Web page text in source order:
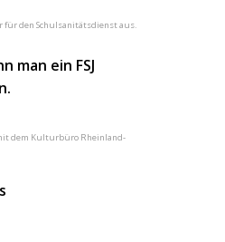
für den Schulsanitätsdienst aus.
man ein FSJ
dem Kulturbüro Rheinland-